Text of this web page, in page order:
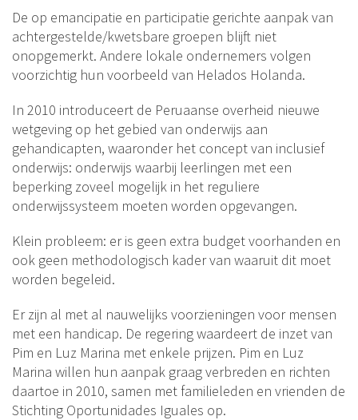
De op emancipatie en participatie gerichte aanpak van
achtergestelde/kwetsbare groepen blijft niet
onopgemerkt. Andere lokale ondernemers volgen
voorzichtig hun voorbeeld van Helados Holanda.
In 2010 introduceert de Peruaanse overheid nieuwe
wetgeving op het gebied van onderwijs aan
gehandicapten, waaronder het concept van inclusief
onderwijs: onderwijs waarbij leerlingen met een
beperking zoveel mogelijk in het reguliere
onderwijssysteem moeten worden opgevangen.
Klein probleem: er is geen extra budget voorhanden en
ook geen methodologisch kader van waaruit dit moet
worden begeleid.
Er zijn al met al nauwelijks voorzieningen voor mensen
met een handicap. De regering waardeert de inzet van
Pim en Luz Marina met enkele prijzen. Pim en Luz
Marina willen hun aanpak graag verbreden en richten
daartoe in 2010, samen met familieleden en vrienden de
Stichting Oportunidades Iguales op.